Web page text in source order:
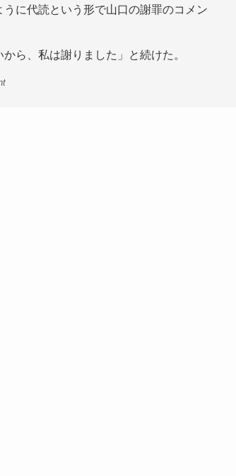
に代読という形で山口の謝罪のコメン
ら、私は謝りました」と続けた。